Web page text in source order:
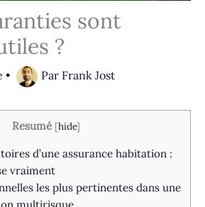
sont
?
• Par Frank Jost
Resumé [hide]
d’une assurance habitation :
vraiment
les plus pertinentes dans une